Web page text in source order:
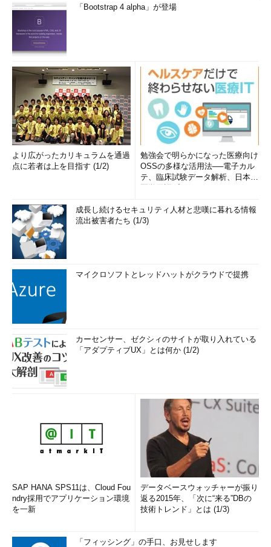
「Bootstrap 4 alpha」が登場
より広がったカリキュラムを通過
点に若者は上を目指す (1/2)
勉強会で明らかになった医療向け
OSSの多様な活用法──電子カル
テ、臨床試験データ解析、日本語
成長し続けるセキュリティ人材と悲嘆に暮れる情報
流出被害者たち (1/3)
マイクロソフトとレッドハットがクラウドで提携
カーセンサー、ゼクシィのサイトが取り入れている
「アダプティブUX」とは何か (1/2)
SAP HANA SPS11は、Cloud Fou
ndry採用でアプリケーション環境
を一新
データベースウォッチャーが振り
返る2015年、「次に“来る”DBの
技術トレンド」とは (1/3)
「フィッシング」の手口、お見せします